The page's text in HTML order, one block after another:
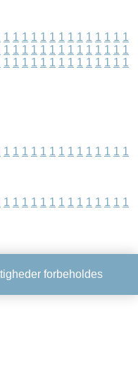
1 1 1 1 1 1 1 1 1 1 1 1 1 1
1 1 1 1 1 1 1 1 1 1 1 1 1 1
1 1 1 1 1 1 1 1 1 1 1 1 1 1
1 1 1 1 1 1 1 1 1 1 1 1 1 1
1 1 1 1 1 1 1 1 1 1 1 1 1 1
forbeholdes